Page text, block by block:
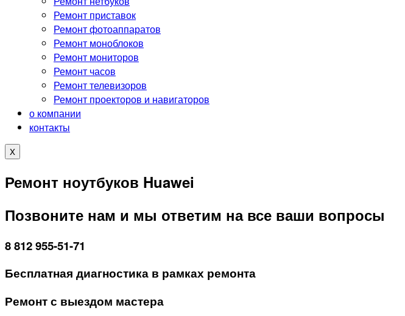
Ремонт приставок
Ремонт фотоаппаратов
Ремонт моноблоков
Ремонт мониторов
Ремонт часов
Ремонт телевизоров
Ремонт проекторов и навигаторов
о компании
контакты
X
Ремонт ноутбуков Huawei
Позвоните нам и мы ответим на все ваши вопросы
8 812 955-51-71
Бесплатная диагностика в рамках ремонта
Ремонт с выездом мастера